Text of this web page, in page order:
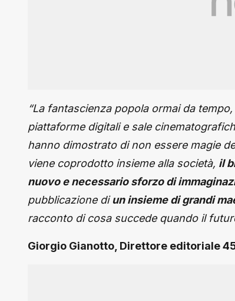
“La fantascienza popola ormai da
piattaforme digitali e sale
hanno dimostrato di non essere magie
viene coprodotto insieme alla società, il
nuovo e necessario sforzo di
pubblicazione diun insieme di grandi
racconto di cosa succede quando il
Giorgio Gianotto, Direttore editoriale